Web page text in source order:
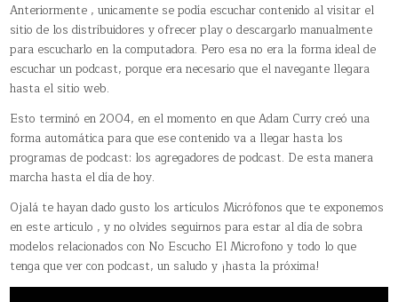
Anteriormente , unicamente se podía escuchar contenido al visitar el
sitio de los distribuidores y ofrecer play o descargarlo manualmente
para escucharlo en la computadora. Pero esa no era la forma ideal de
escuchar un podcast, porque era necesario que el navegante llegara
hasta el sitio web.
Esto terminó en 2004, en el momento en que Adam Curry creó una
forma automática para que ese contenido va a llegar hasta los
programas de podcast: los agregadores de podcast. De esta manera
marcha hasta el día de hoy.
Ojalá te hayan dado gusto los artículos Micrófonos que te exponemos
en este articulo , y no olvides seguirnos para estar al día de sobra
modelos relacionados con No Escucho El Microfono y todo lo que
tenga que ver con podcast, un saludo y ¡hasta la próxima!